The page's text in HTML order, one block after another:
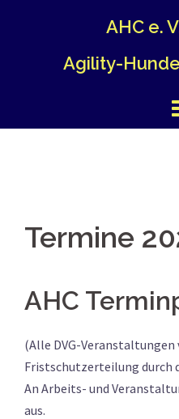
AHC e.
Agility-
Termine
AHC
(Alle DVG-
Fristschutzerteilung durch
An Arbeits- und
aus.